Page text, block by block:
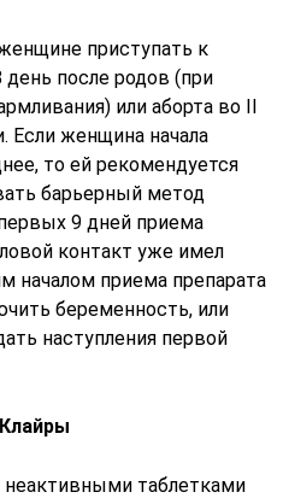
приступать к
день после родов (при
или аборта во II
Если женщина начала
то ей рекомендуется
барьерный метод
9 дней приема
контакт уже имел
началом приема препарата
беременность, или
наступления первой
таблетками